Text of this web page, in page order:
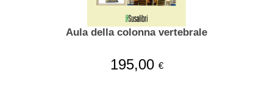
Aula della colonna vertebrale
195,00 €